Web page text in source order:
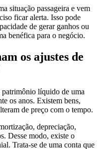
situação passageira e vem
ficar alerta. Isso pode
de gerar ganhos ou
benéfica para o negócio.
os ajustes de
líquido de uma
os anos. Existem bens,
de preço com o tempo.
depreciação,
Desse modo, existe o
Trata-se de uma conta que